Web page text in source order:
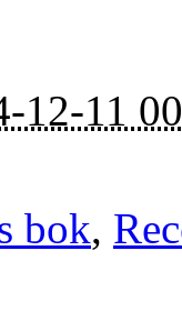
12-11
bok,